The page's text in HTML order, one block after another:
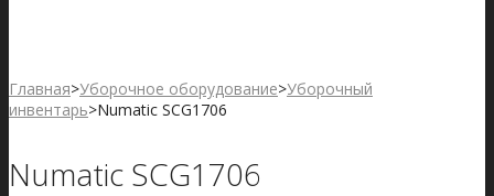
Главная>Уборочное оборудование>Уборочный
инвентарь>Numatic SCG1706
Numatic SCG1706